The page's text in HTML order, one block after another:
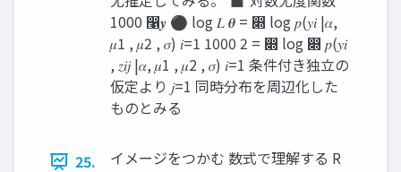
1000 ෡𝒚 ⚫ log 𝐿 𝜽 = ෍ log 𝑝(𝑦𝑖 |𝛼,
𝜇1 , 𝜇2 , 𝜎) 𝑖=1 1000 2 = ෍ log ෍ 𝑝(𝑦𝑖
, 𝑧𝑖𝑗 |𝛼, 𝜇1 , 𝜇2 , 𝜎) 𝑖=1 条件付き独立の
仮定より 𝑗=1 同時分布を周辺化した
ものとみる
25.
イメージをつかむ 数式で理解する R